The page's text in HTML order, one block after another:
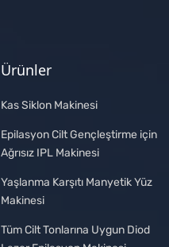
Ürünler
Kas Siklon Makinesi
Epilasyon Cilt Gençleştirme için
Ağrısız IPL Makinesi
Yaşlanma Karşıtı Manyetik Yüz
Makinesi
Tüm Cilt Tonlarına Uygun Diod